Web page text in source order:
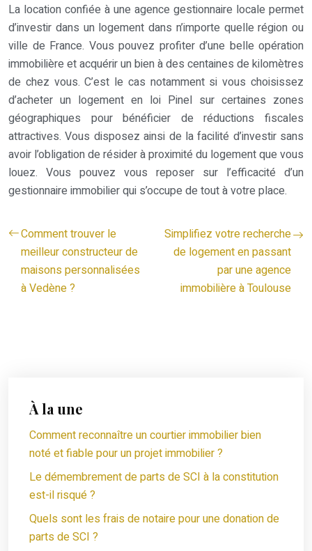
La location confiée à une agence gestionnaire locale permet
d’investir dans un logement dans n’importe quelle région ou
ville de France. Vous pouvez profiter d’une belle opération
immobilière et acquérir un bien à des centaines de kilomètres
de chez vous. C’est le cas notamment si vous choisissez
d’acheter un logement en loi Pinel sur certaines zones
géographiques pour bénéficier de réductions fiscales
attractives. Vous disposez ainsi de la facilité d’investir sans
avoir l’obligation de résider à proximité du logement que vous
louez. Vous pouvez vous reposer sur l’efficacité d’un
gestionnaire immobilier qui s’occupe de tout à votre place.
Comment trouver le
meilleur constructeur de
maisons personnalisées
à Vedène ?
Simplifiez votre recherche
de logement en passant
par une agence
immobilière à Toulouse
À la une
Comment reconnaître un courtier immobilier bien
noté et fiable pour un projet immobilier ?
Le démembrement de parts de SCI à la constitution
est-il risqué ?
Quels sont les frais de notaire pour une donation de
parts de SCI ?